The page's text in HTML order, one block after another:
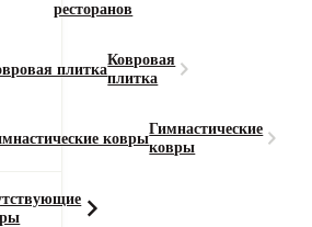
ресторанов
Ковровая
плитка
Гимнастические
ковры